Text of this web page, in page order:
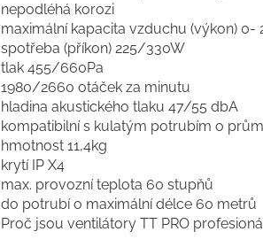
nepodléhá korozi
maximální kapacita vzduchu (výkon)
spotřeba (příkon) 225/330W
tlak 455/660Pa
1980/2660 otáček za minutu
hladina akustického tlaku 47/55 dbA
kompatibilní s kulatým potrubím o
hmotnost 11,4kg
krytí IP X4
max. provozní teplota 60 stupňů
do potrubí o maximální délce 60 metrů
Proč jsou ventilátory TT PRO